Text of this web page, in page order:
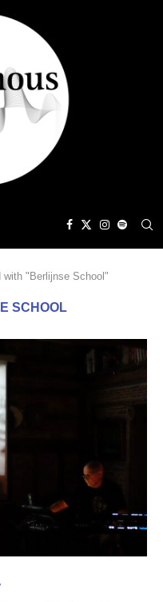
with "Berlijnse School"
SCHOOL